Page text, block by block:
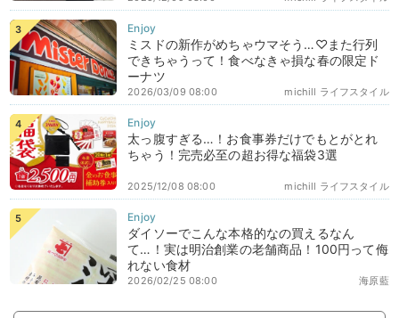
ミスドの新作がめちゃウマそう…♡また行列
できちゃうって！食べなきゃ損な春の限定ド
ーナツ
michill ライフスタイル
2026/03/09 08:00
太っ腹すぎる…！お食事券だけでもとがとれ
ちゃう！完売必至の超お得な福袋3選
michill ライフスタイル
2025/12/08 08:00
ダイソーでこんな本格的なの買えるなん
て…！実は明治創業の老舗商品！100円って侮
れない食材
海原藍
2026/02/25 08:00